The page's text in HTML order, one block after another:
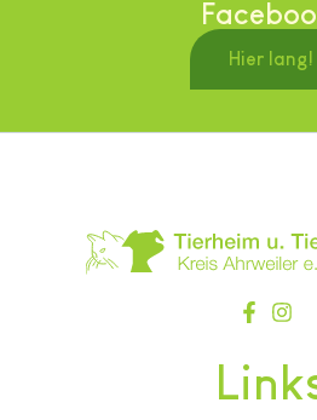
Hier lang!